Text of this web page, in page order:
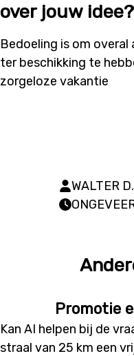
over jouw idee?
Bedoeling is om
ter beschikking te
zorgeloze vakantie
WALTER D.
Promotie
Kan AI helpen bij de
straal van 25 km een